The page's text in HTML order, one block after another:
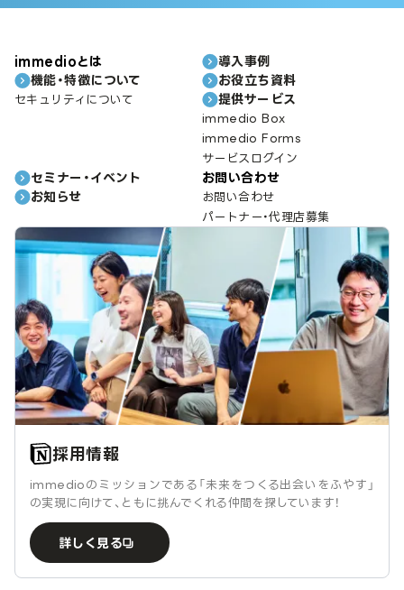
immedioとは
機能・特徴について
セキュリティについて
導入事例
お役立ち資料
提供サービス
immedio Box
immedio Forms
サービスログイン
セミナー・イベント
お知らせ
お問い合わせ
お問い合わせ
パートナー・代理店募集
採用情報
immedioのミッションである「未来をつくる出会いをふやす」
の実現に向けて、ともに挑んでくれる仲間を探しています！
詳しく見る